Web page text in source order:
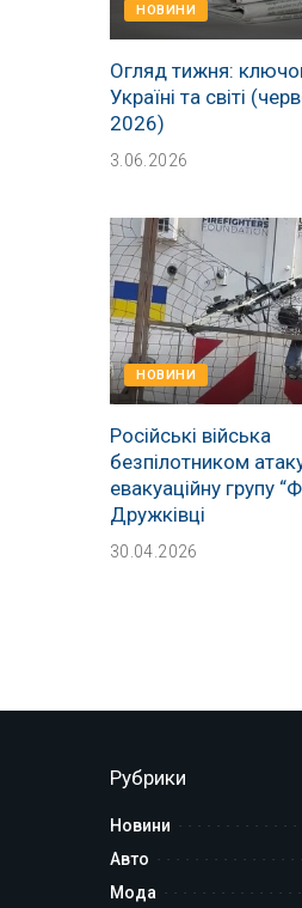
НОВИНИ
Огляд тижня:
Україні та світі
2026)
3.06.2026
НОВИНИ
Російські війська
безпілотником
евакуаційну групу
Дружківці
30.04.2026
Рубрики
Новини
Авто
Мода